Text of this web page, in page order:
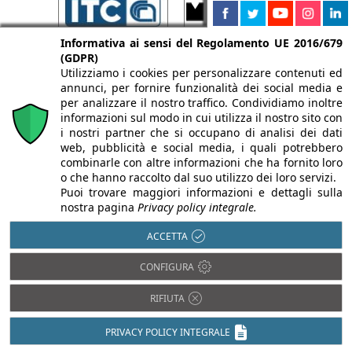
Informativa ai sensi del Regolamento UE 2016/679
(GDPR)
Utilizziamo i cookies per personalizzare contenuti ed
annunci, per fornire funzionalità dei social media e
per analizzare il nostro traffico. Condividiamo inoltre
informazioni sul modo in cui utilizza il nostro sito con
i nostri partner che si occupano di analisi dei dati
web, pubblicità e social media, i quali potrebbero
combinarle con altre informazioni che ha fornito loro
o che hanno raccolto dal suo utilizzo dei loro servizi.
Puoi trovare maggiori informazioni e dettagli sulla
nostra pagina Privacy policy integrale.
ACCETTA
CONFIGURA
RIFIUTA
PRIVACY POLICY INTEGRALE